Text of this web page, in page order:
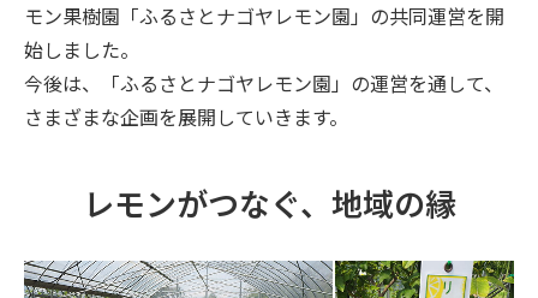
モン果樹園「ふるさとナゴヤレモン園」の共同運営を開
始しました。
今後は、「ふるさとナゴヤレモン園」の運営を通して、
さまざまな企画を展開していきます。
レモンがつなぐ、地域の縁